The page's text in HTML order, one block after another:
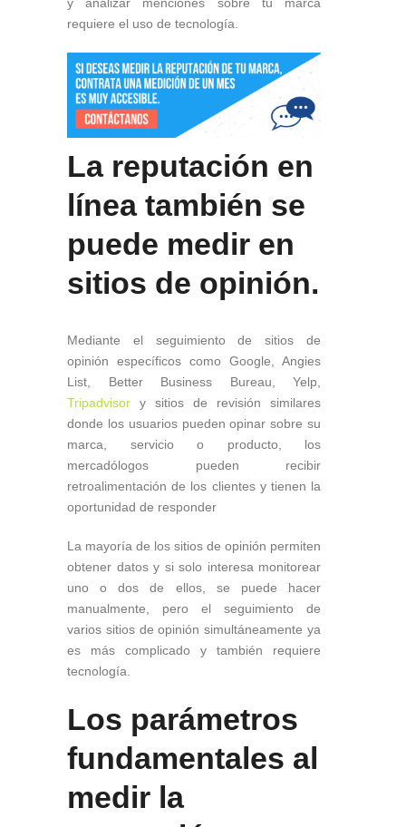
y analizar menciones sobre tu marca
requiere el uso de tecnología.
La reputación en
línea también se
puede medir en
sitios de opinión.
Mediante el seguimiento de sitios de
opinión específicos como Google, Angies
List, Better Business Bureau, Yelp,
Tripadvisor y sitios de revisión similares
donde los usuarios pueden opinar sobre su
marca, servicio o producto, los
mercadólogos pueden recibir
retroalimentación de los clientes y tienen la
oportunidad de responder
La mayoría de los sitios de opinión permiten
obtener datos y si solo interesa monitorear
uno o dos de ellos, se puede hacer
manualmente, pero el seguimiento de
varios sitios de opinión simultáneamente ya
es más complicado y también requiere
tecnología.
Los parámetros
fundamentales al
medir la